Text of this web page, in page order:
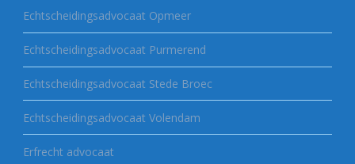
Echtscheidingsadvocaat Opmeer
Echtscheidingsadvocaat Purmerend
Echtscheidingsadvocaat Stede Broec
Echtscheidingsadvocaat Volendam
Erfrecht advocaat